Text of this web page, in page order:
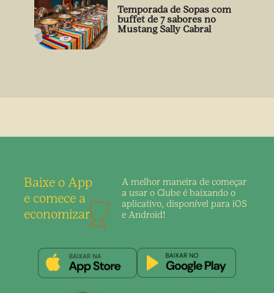
Temporada de Sopas com
buffet de 7 sabores no
Mustang Sally Cabral
Baixe o App
e comece a
economizar
A melhor maneira de começar
a usar o Clube é baixando o
aplicativo, disponível para iOS
e Android!